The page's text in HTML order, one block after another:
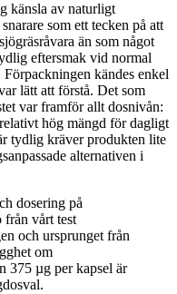
känsla av naturligt
som ett tecken på att
än som något
eftersmak vid normal
kändes enkel
lätt att förstå. Det som
var framför allt dosnivån:
hög mängd för dagligt
tydlig kräver produkten lite
alternativen i
och ursprunget från
om
375 µg per kapsel är